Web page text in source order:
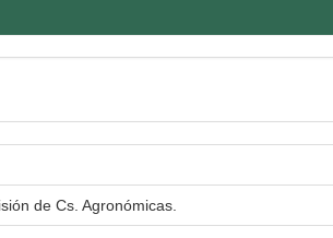
de Cs. Agronómicas.